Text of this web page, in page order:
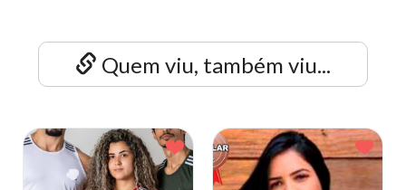
Quem viu, também viu...